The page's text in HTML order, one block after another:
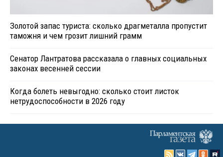
Золотой запас туриста: сколько драгметалла пропустит
таможня и чем грозит лишний грамм
Сенатор Лантратова рассказала о главных социальных
законах весенней сессии
Когда болеть невыгодно: сколько стоит листок
нетрудоспособности в 2026 году